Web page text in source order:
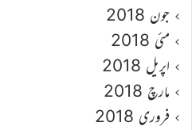
جون 2018
مئی 2018
اپریل 2018
مارچ 2018
فروری 2018